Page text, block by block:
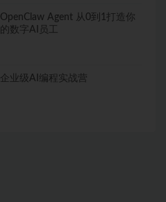
OpenClaw Agent 从0到1打造你
的数字AI员工
企业级AI编程实战营